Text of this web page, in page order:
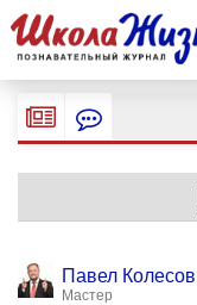
Павел Колесов
Мастер